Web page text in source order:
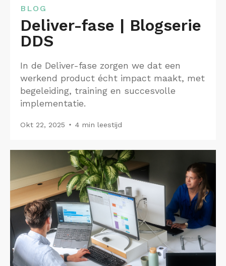
BLOG
Deliver-fase | Blogserie
DDS
In de Deliver-fase zorgen we dat een
werkend product écht impact maakt, met
begeleiding, training en succesvolle
implementatie.
Okt 22, 2025 4 min leestijd